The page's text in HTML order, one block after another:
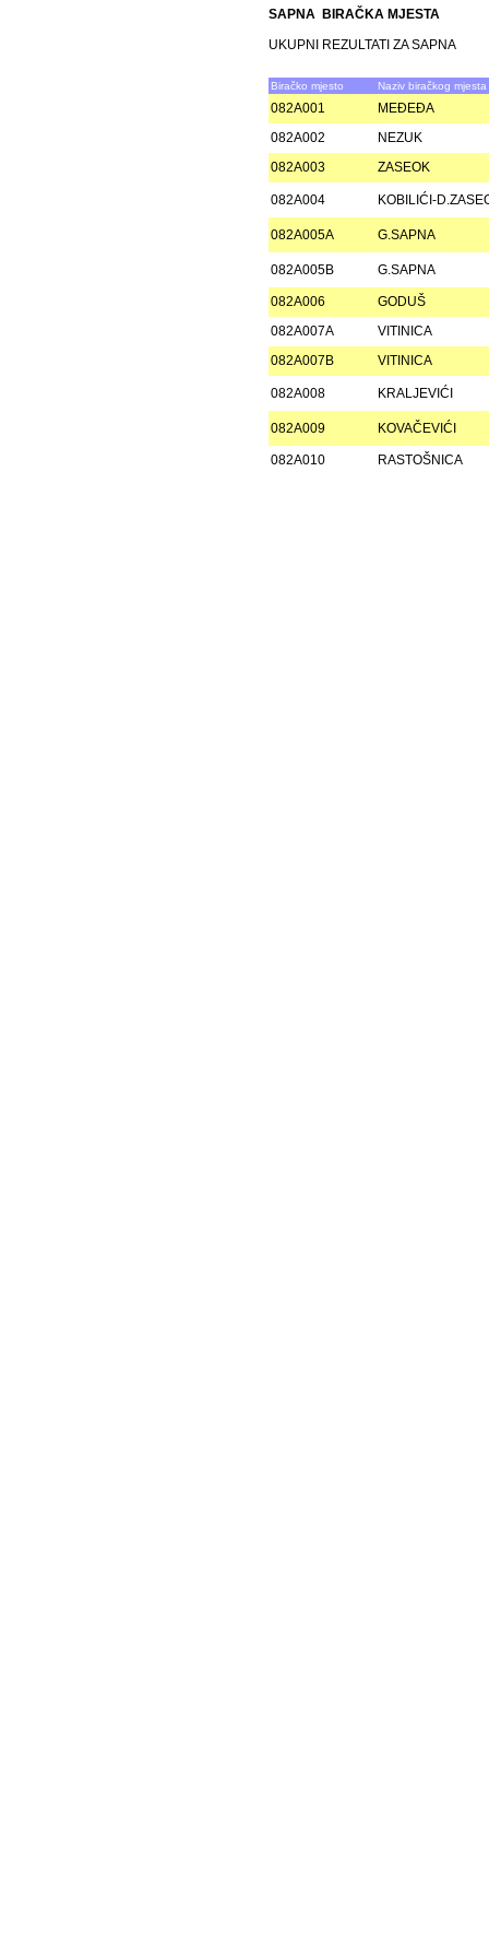
SAPNA BIRAČKA MJESTA
UKUPNI REZULTATI ZA SAPNA
Biračko mjesto Naziv biračkog mjesta
082A001
MEÐEÐA
082A002
NEZUK
082A003
ZASEOK
082A004 KOBILIĆI-
082A005A G.SAPNA
082A005B G.SAPNA
082A006
GODUŠ
082A007A
VITINICA
082A007B
VITINICA
082A008 KRALJEVIĆI
082A009 KOVAČEVIĆI
082A010 RASTOŠNICA